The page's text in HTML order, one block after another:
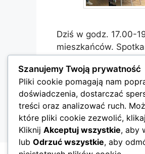
Dziś w godz. 17.00-
mieszkańców.
nad różnymi
Kategorie
Aktualności
Plac Centralny w
Konsultacje
Szanujemy Twoją prywatność
Pliki cookie pomagają nam
doświadczenia, dostarczać
treści oraz analizować ruch.
które pliki cookie zezwolić,
Kliknij Akceptuj wszystkie, aby
lub Odrzuć wszystkie, aby